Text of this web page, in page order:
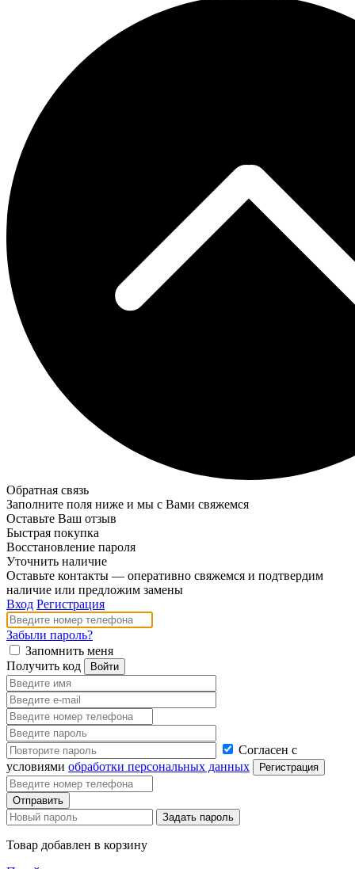
Обратная связь
Заполните поля ниже и мы с Вами свяжемся
Оставьте Ваш отзыв
Быстрая покупка
Восстановление пароля
Уточнить наличие
Оставьте контакты — оперативно свяжемся и подтвердим
наличие или предложим замены
Вход Регистрация
Забыли пароль?
Запомнить меня
Получить код
Согласен с
условиями обработки персональных данных
Товар добавлен в корзину